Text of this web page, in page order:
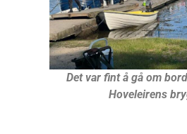
Det var fint å gå om
Hoveleirens